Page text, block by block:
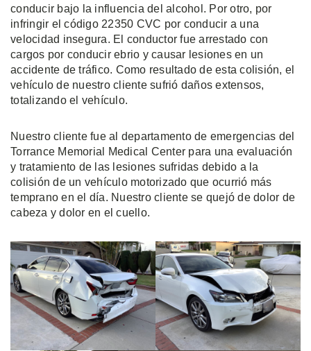
conducir bajo la influencia del alcohol. Por otro, por
infringir el código 22350 CVC por conducir a una
velocidad insegura. El conductor fue arrestado con
cargos por conducir ebrio y causar lesiones en un
accidente de tráfico. Como resultado de esta colisión, el
vehículo de nuestro cliente sufrió daños extensos,
totalizando el vehículo.
Nuestro cliente fue al departamento de emergencias del
Torrance Memorial Medical Center para una evaluación
y tratamiento de las lesiones sufridas debido a la
colisión de un vehículo motorizado que ocurrió más
temprano en el día. Nuestro cliente se quejó de dolor de
cabeza y dolor en el cuello.